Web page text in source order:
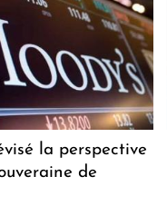
la perspective
de